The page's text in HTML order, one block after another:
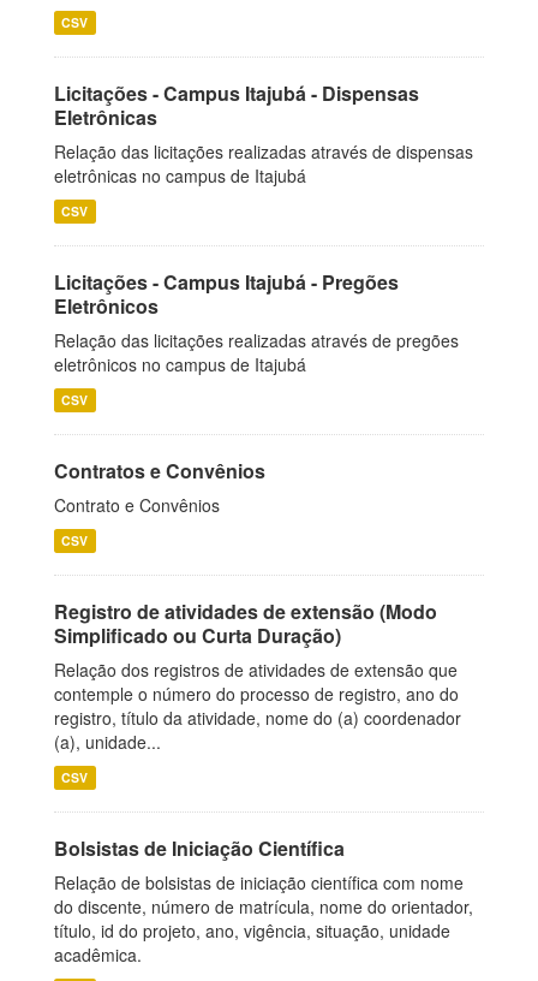
CSV
Licitações - Campus Itajubá - Dispensas
Eletrônicas
Relação das licitações realizadas através de dispensas
eletrônicas no campus de Itajubá
CSV
Licitações - Campus Itajubá - Pregões
Eletrônicos
Relação das licitações realizadas através de pregões
eletrônicos no campus de Itajubá
CSV
Contratos e Convênios
Contrato e Convênios
CSV
Registro de atividades de extensão (Modo
Simplificado ou Curta Duração)
Relação dos registros de atividades de extensão que
contemple o número do processo de registro, ano do
registro, título da atividade, nome do (a) coordenador
(a), unidade...
CSV
Bolsistas de Iniciação Científica
Relação de bolsistas de iniciação científica com nome
do discente, número de matrícula, nome do orientador,
título, id do projeto, ano, vigência, situação, unidade
acadêmica.